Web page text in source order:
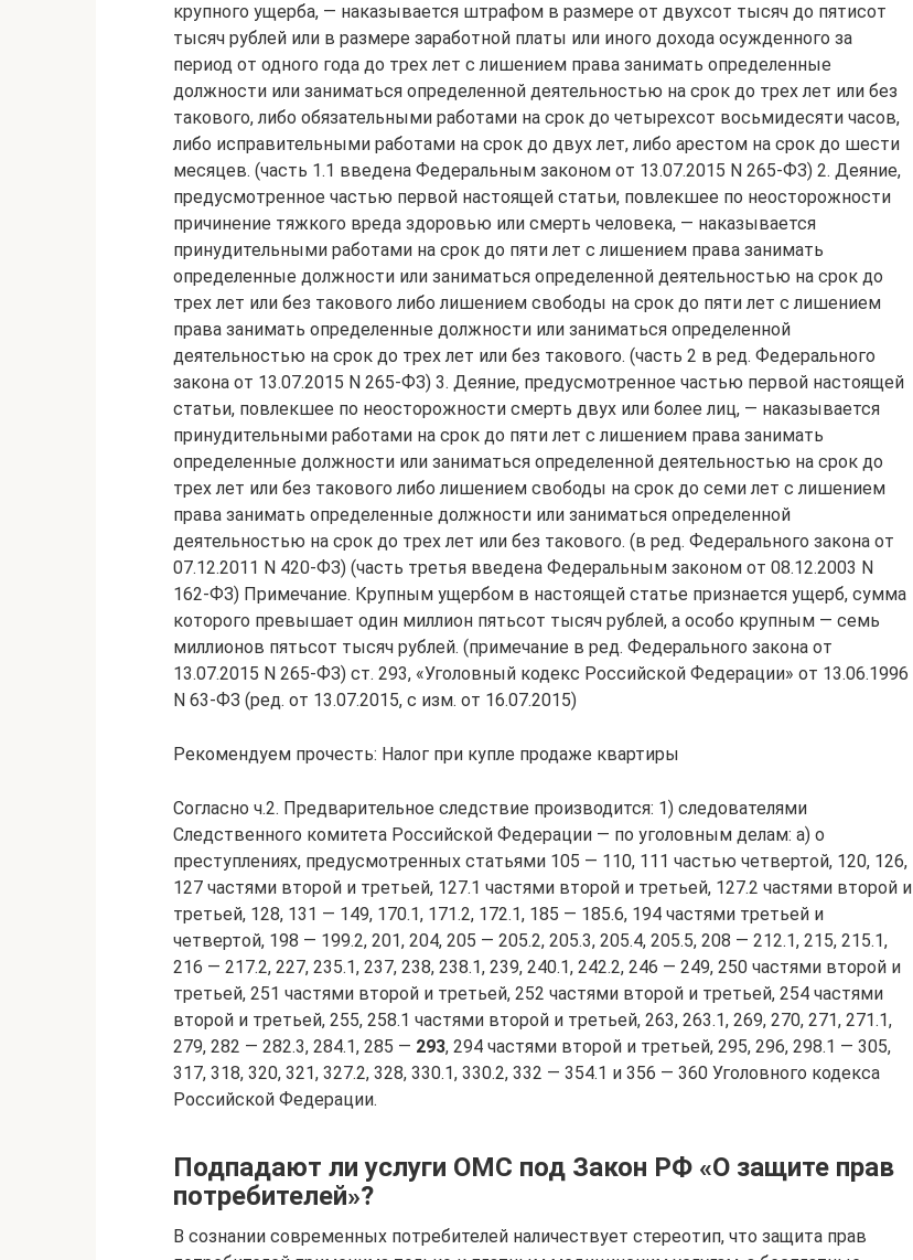
крупного ущерба, — наказывается штрафом в размере от двухсот тысяч до пятисот
тысяч рублей или в размере заработной платы или иного дохода осужденного за
период от одного года до трех лет с лишением права занимать определенные
должности или заниматься определенной деятельностью на срок до трех лет или без
такового, либо обязательными работами на срок до четырехсот восьмидесяти часов,
либо исправительными работами на срок до двух лет, либо арестом на срок до шести
месяцев. (часть 1.1 введена Федеральным законом от 13.07.2015 N 265-ФЗ) 2. Деяние,
предусмотренное частью первой настоящей статьи, повлекшее по неосторожности
причинение тяжкого вреда здоровью или смерть человека, — наказывается
принудительными работами на срок до пяти лет с лишением права занимать
определенные должности или заниматься определенной деятельностью на срок до
трех лет или без такового либо лишением свободы на срок до пяти лет с лишением
права занимать определенные должности или заниматься определенной
деятельностью на срок до трех лет или без такового. (часть 2 в ред. Федерального
закона от 13.07.2015 N 265-ФЗ) 3. Деяние, предусмотренное частью первой настоящей
статьи, повлекшее по неосторожности смерть двух или более лиц, — наказывается
принудительными работами на срок до пяти лет с лишением права занимать
определенные должности или заниматься определенной деятельностью на срок до
трех лет или без такового либо лишением свободы на срок до семи лет с лишением
права занимать определенные должности или заниматься определенной
деятельностью на срок до трех лет или без такового. (в ред. Федерального закона от
07.12.2011 N 420-ФЗ) (часть третья введена Федеральным законом от 08.12.2003 N
162-ФЗ) Примечание. Крупным ущербом в настоящей статье признается ущерб, сумма
которого превышает один миллион пятьсот тысяч рублей, а особо крупным — семь
миллионов пятьсот тысяч рублей. (примечание в ред. Федерального закона от
13.07.2015 N 265-ФЗ) ст. 293, «Уголовный кодекс Российской Федерации» от 13.06.1996
N 63-ФЗ (ред. от 13.07.2015, с изм. от 16.07.2015)
Рекомендуем прочесть: Налог при купле продаже квартиры
Согласно ч.2. Предварительное следствие производится: 1) следователями
Следственного комитета Российской Федерации — по уголовным делам: а) о
преступлениях, предусмотренных статьями 105 — 110, 111 частью четвертой, 120, 126,
127 частями второй и третьей, 127.1 частями второй и третьей, 127.2 частями второй и
третьей, 128, 131 — 149, 170.1, 171.2, 172.1, 185 — 185.6, 194 частями третьей и
четвертой, 198 — 199.2, 201, 204, 205 — 205.2, 205.3, 205.4, 205.5, 208 — 212.1, 215, 215.1,
216 — 217.2, 227, 235.1, 237, 238, 238.1, 239, 240.1, 242.2, 246 — 249, 250 частями второй и
третьей, 251 частями второй и третьей, 252 частями второй и третьей, 254 частями
второй и третьей, 255, 258.1 частями второй и третьей, 263, 263.1, 269, 270, 271, 271.1,
279, 282 — 282.3, 284.1, 285 — 293, 294 частями второй и третьей, 295, 296, 298.1 — 305,
317, 318, 320, 321, 327.2, 328, 330.1, 330.2, 332 — 354.1 и 356 — 360 Уголовного кодекса
Российской Федерации.
Подпадают ли услуги ОМС под Закон РФ «О защите прав
потребителей»?
В сознании современных потребителей наличествует стереотип, что защита прав